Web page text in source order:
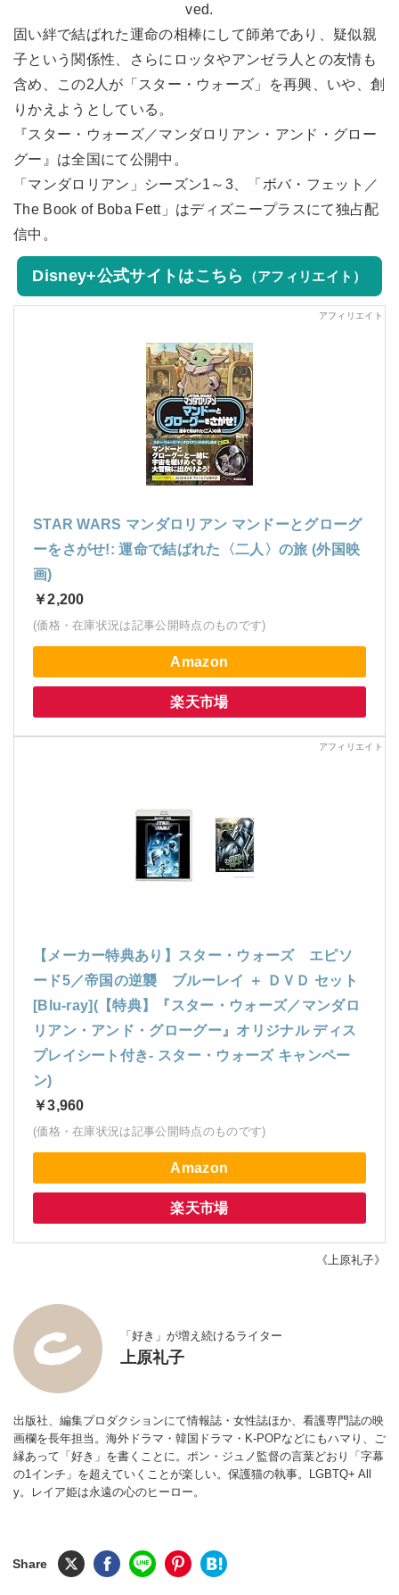
ved.
固い絆で結ばれた運命の相棒にして師弟であり、疑似親
子という関係性、さらにロッタやアンゼラ人との友情も
含め、この2人が「スター・ウォーズ」を再興、いや、創
りかえようとしている。
『スター・ウォーズ／マンダロリアン・アンド・グロー
グー』は全国にて公開中。
「マンダロリアン」シーズン1～3、「ボバ・フェット／
The Book of Boba Fett」はディズニープラスにて独占配
信中。
Disney+公式サイトはこちら （アフィリエイト）
STAR WARS マンダロリアン マンドーとグローグ
ーをさがせ!: 運命で結ばれた〈二人〉の旅 (外国映
画)
￥2,200
(価格・在庫状況は記事公開時点のものです)
Amazon
楽天市場
【メーカー特典あり】スター・ウォーズ エピソ
ード5／帝国の逆襲 ブルーレイ ＋ ＤＶＤ セット
[Blu-ray](【特典】『スター・ウォーズ／マンダロ
リアン・アンド・グローグー』オリジナル ディス
プレイシート付き- スター・ウォーズ キャンペー
ン)
￥3,960
(価格・在庫状況は記事公開時点のものです)
Amazon
楽天市場
《上原礼子》
「好き」が増え続けるライター
上原礼子
出版社、編集プロダクションにて情報誌・女性誌ほか、看護専門誌の映
画欄を長年担当。海外ドラマ・韓国ドラマ・K-POPなどにもハマり、ご
縁あって「好き」を書くことに。ポン・ジュノ監督の言葉どおり「字幕
の1インチ」を超えていくことが楽しい。保護猫の執事。LGBTQ+ All
y。レイア姫は永遠の心のヒーロー。